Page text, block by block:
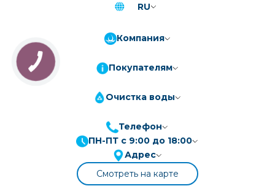
ПриватБанк
3-10 платежів, кредит 0.01%
3-7 платежів, кредит 0.01%
RU
Компания
Покупателям
Очистка воды
Телефон
ПН-ПТ с 9:00 до 18:00
Адрес
Смотреть на карте